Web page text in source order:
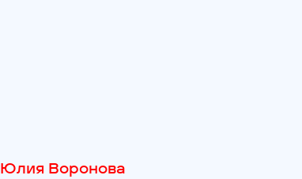
Юлия Воронова